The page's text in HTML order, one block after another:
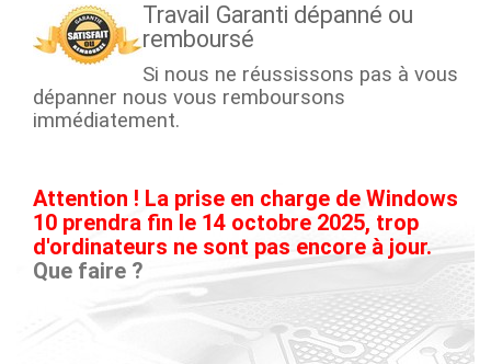
Travail Garanti dépanné ou
remboursé
Si nous ne réussissons pas à vous
dépanner nous vous remboursons
immédiatement.
Attention ! La prise en charge de Windows
10 prendra fin le 14 octobre 2025, trop
d'ordinateurs ne sont pas encore à jour.
Que faire ?